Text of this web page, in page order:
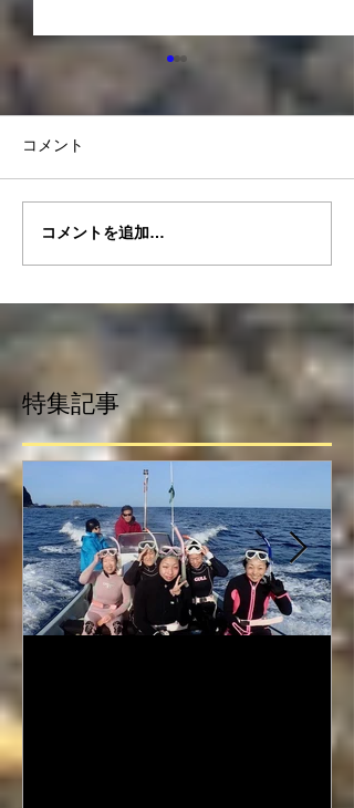
2026.5/13-15ドルフィンツ
アー御蔵荘泊
コメント
コメントを追加…
特集記事